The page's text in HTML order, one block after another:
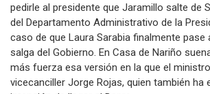
pedirle al presidente que Jaramillo salte de
del Departamento Administrativo de la
caso de que Laura Sarabia finalmente pase
salga del Gobierno. En Casa de Nariño
más fuerza esa versión en la que el
vicecanciller Jorge Rojas, quien también ha